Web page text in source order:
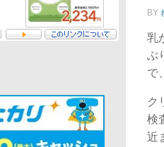
BY
乳
ぶ
で
ク
検
近